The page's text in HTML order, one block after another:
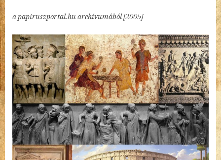
VI.
a papiruszportal.hu archívumából [2005]